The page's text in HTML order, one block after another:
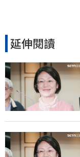
延伸閱讀